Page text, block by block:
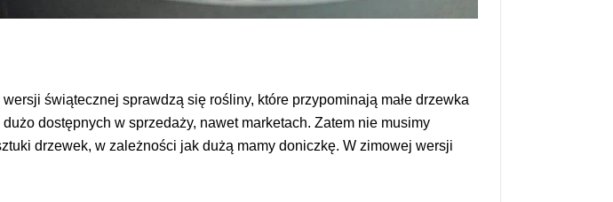
świątecznej sprawdzą się rośliny, które przypominają małe drzewka
dostępnych w sprzedaży, nawet marketach. Zatem nie musimy
drzewek, w zależności jak dużą mamy doniczkę. W zimowej wersji